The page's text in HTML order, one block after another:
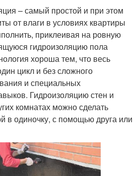
– самый простой и при этом
от влаги в условиях квартиры
приклеивая на ровную
гидроизоляцию пола
хороша тем, что весь
цикл и без сложного
и специальных
Гидроизоляцию стен и
комнатах можно сделать
в одиночку, с помощью друга или